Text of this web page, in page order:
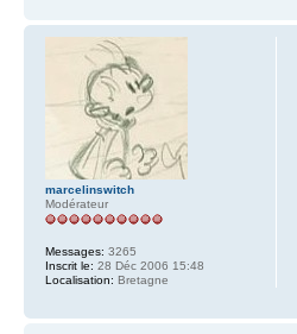
marcelinswitch
Modérateur
Messages: 3265
Inscrit le: 28 Déc 2006 15:48
Localisation: Bretagne